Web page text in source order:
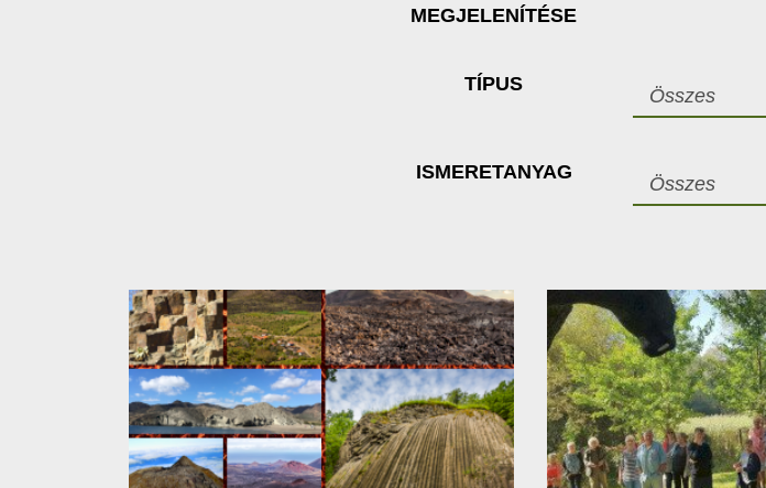
MEGJELENÍTÉSE
TÍPUS
Összes
ISMERETANYAG
Összes